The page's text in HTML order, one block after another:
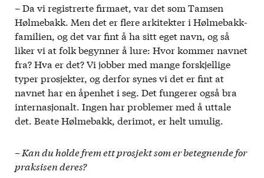
– Da vi registrerte firmaet, var det som Tamsen
Hølmebakk. Men det er flere arkitekter i Hølmebakk-
familien, og det var fint å ha sitt eget navn, og så
liker vi at folk begynner å lure: Hvor kommer navnet
fra? Hva er det? Vi jobber med mange forskjellige
typer prosjekter, og derfor synes vi det er fint at
navnet har en åpenhet i seg. Det fungerer også bra
internasjonalt. Ingen har problemer med å uttale
det. Beate Hølmebakk, derimot, er helt umulig.
– Kan du holde frem ett prosjekt som er betegnende for
praksisen deres?